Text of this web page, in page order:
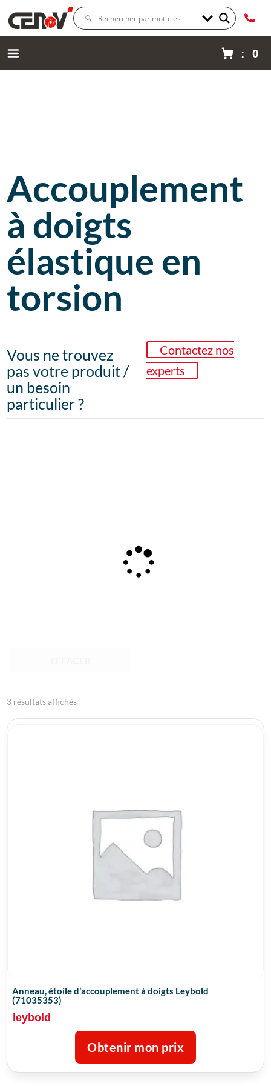
: 0
Accouplement
à doigts
élastique en
torsion
Vous ne trouvez
pas votre produit /
un besoin
particulier ?
Contactez nos
experts
3 résultats affichés
Anneau, étoile d’accouplement à doigts Leybold
(71035353)
leybold
Obtenir mon prix